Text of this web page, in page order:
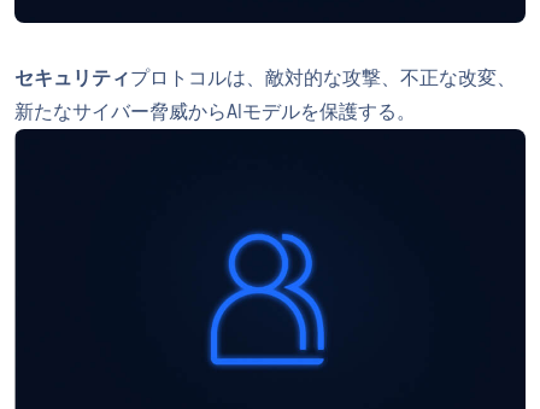
セキュリティプロトコルは、敵対的な攻撃、不正な改変、
新たなサイバー脅威からAIモデルを保護する。